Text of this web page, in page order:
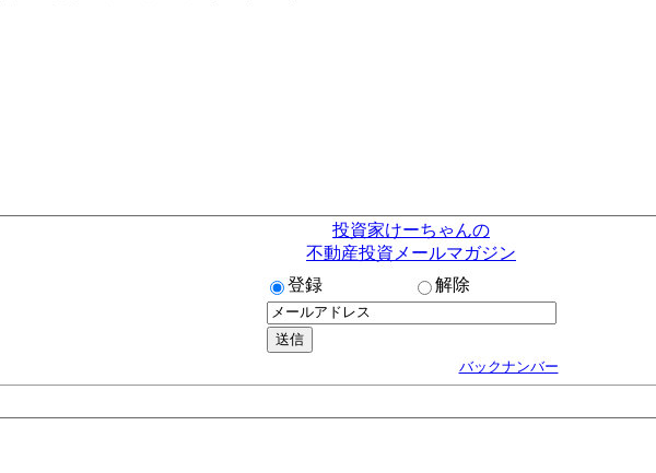
投資家けーちゃんの
不動産投資メールマガジン
登録
解除
バックナンバー